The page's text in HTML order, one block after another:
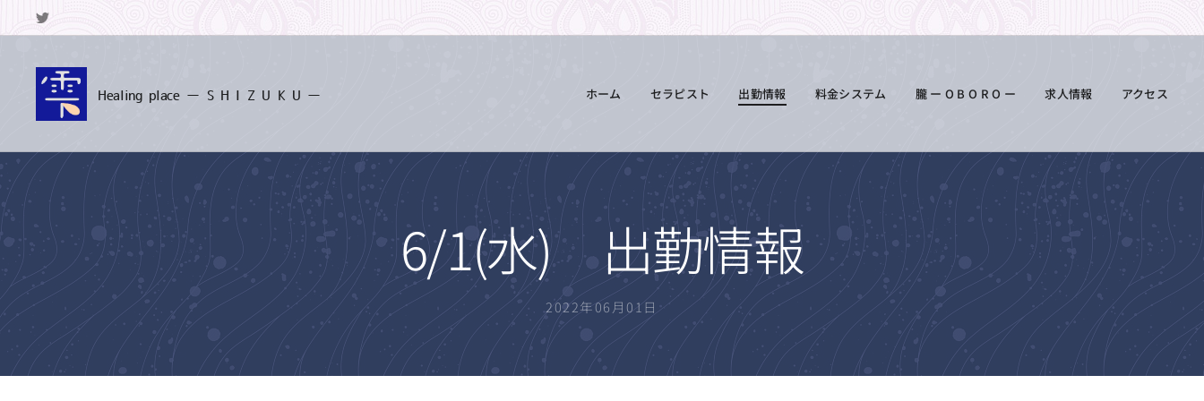
Healing place ー S H I Z U K U ー ホーム セラピスト 出勤情報 料金システム 朧 ー O B O R O ー 求人情報 アクセス
6/1(水) 出勤情報
2022年06月01日